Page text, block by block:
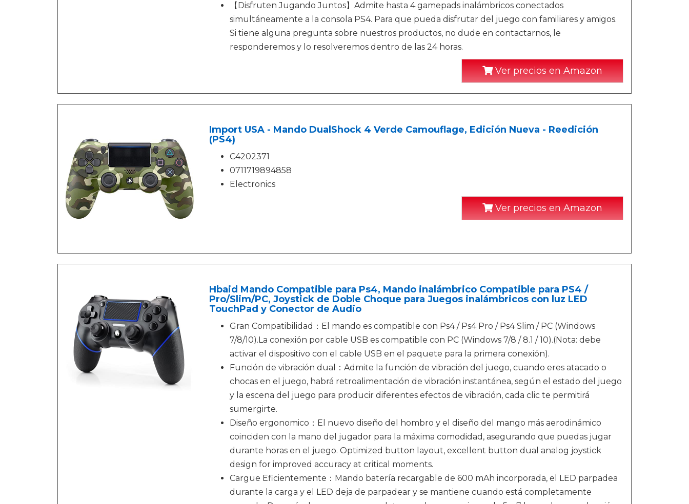
【Disfruten Jugando Juntos】Admite hasta 4 gamepads inalámbricos conectados
simultáneamente a la consola PS4. Para que pueda disfrutar del juego con familiares y amigos.
Si tiene alguna pregunta sobre nuestros productos, no dude en contactarnos, le
responderemos y lo resolveremos dentro de las 24 horas.
Ver precios en Amazon
Import USA - Mando DualShock 4 Verde Camouflage, Edición Nueva - Reedición
(PS4)
C4202371
0711719894858
Electronics
Ver precios en Amazon
Hbaid Mando Compatible para Ps4, Mando inalámbrico Compatible para PS4 /
Pro/Slim/PC, Joystick de Doble Choque para Juegos inalámbricos con luz LED
TouchPad y Conector de Audio
Gran Compatibilidad：El mando es compatible con Ps4 / Ps4 Pro / Ps4 Slim / PC (Windows
7/8/10).La conexión por cable USB es compatible con PC (Windows 7/8 / 8.1 / 10).(Nota: debe
activar el dispositivo con el cable USB en el paquete para la primera conexión).
Función de vibración dual：Admite la función de vibración del juego, cuando eres atacado o
chocas en el juego, habrá retroalimentación de vibración instantánea, según el estado del juego
y la escena del juego para producir diferentes efectos de vibración, cada clic te permitirá
sumergirte.
Diseño ergonomico：El nuevo diseño del hombro y el diseño del mango más aerodinámico
coinciden con la mano del jugador para la máxima comodidad, asegurando que puedas jugar
durante horas en el juego. Optimized button layout, excellent button dual analog joystick
design for improved accuracy at critical moments.
Cargue Eficientemente：Mando batería recargable de 600 mAh incorporada, el LED parpadea
durante la carga y el LED deja de parpadear y se mantiene cuando está completamente